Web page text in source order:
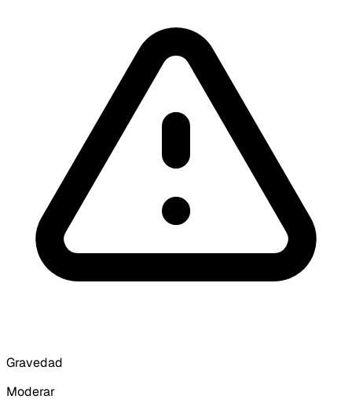
Gravedad
Moderar